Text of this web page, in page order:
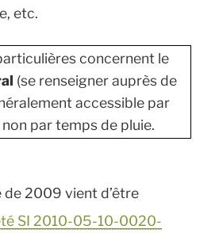
etc.
concernent le
(se renseigner auprès de
accessible par
par temps de pluie.
2009 vient d’être
SI 2010-05-10-0020-